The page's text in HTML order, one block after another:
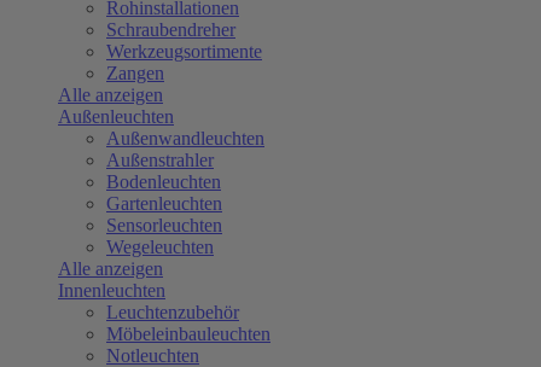
Rohinstallationen
Schraubendreher
Werkzeugsortimente
Zangen
Alle anzeigen
Außenleuchten
Außenwandleuchten
Außenstrahler
Bodenleuchten
Gartenleuchten
Sensorleuchten
Wegeleuchten
Alle anzeigen
Innenleuchten
Leuchtenzubehör
Möbeleinbauleuchten
Notleuchten